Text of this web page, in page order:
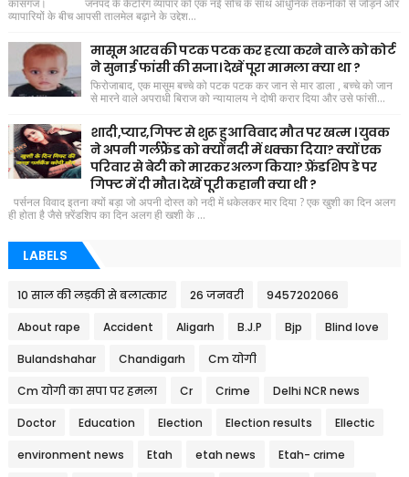
कासगंज। जनपद के कैटरिंग व्यापार को एक नई सोच के साथ आधुनिक तकनीकों से जोड़ने और
व्यापारियों के बीच आपसी तालमेल बढ़ाने के उद्देश...
मासूम आरव की पटक पटक कर हत्या करने वाले को कोर्ट
ने सुनाई फांसी की सजा। देखें पूरा मामला क्या था ?
फिरोजाबाद, एक मासूम बच्चे को पटक पटक कर जान से मार डाला , बच्चे को जान
से मारने वाले अपराधी बिराज को न्यायालय ने दोषी करार दिया और उसे फांसी...
शादी,प्यार,गिफ्ट से शुरू हुआ विवाद मौत पर खत्म । युवक
ने अपनी गर्लफ्रैंड को क्यों नदी में धक्का दिया? क्यों एक
परिवार से बेटी को मारकर अलग किया? फ़्रेंडशिप डे पर
गिफ्ट में दी मौत। देखें पूरी कहानी क्या थी ?
पर्सनल विवाद इतना क्यों बड़ा जो अपनी दोस्त को नदी में धकेलकर मार दिया ? एक खुशी का दिन अलग
ही होता है जैसे फ़्रेंडशिप का दिन अलग ही खशी के ...
LABELS
10 साल की लड़की से बलात्कार 26 जनवरी 9457202066
About rape Accident Aligarh B.J.P Bjp Blind love
Bulandshahar Chandigarh Cm योगी
Cm योगी का सपा पर हमला Cr Crime Delhi NCR news
Doctor Education Election Election results Ellectic
environment news Etah etah news Etah- crime